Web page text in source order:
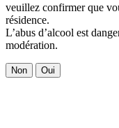
veuillez confirmer que
résidence.
L’abus d’alcool est
modération.
Non Oui